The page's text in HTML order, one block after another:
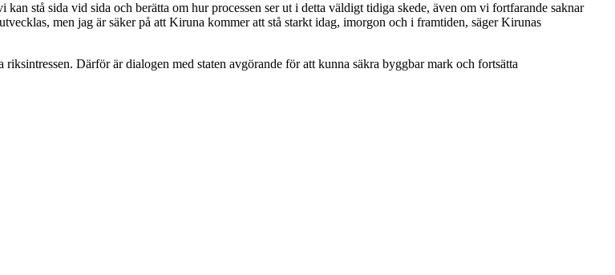
stå sida vid sida och berätta om hur processen ser ut i detta väldigt tidiga skede, även om vi fortfarande saknar
men jag är säker på att Kiruna kommer att stå starkt idag, imorgon och i framtiden, säger Kirunas
Därför är dialogen med staten avgörande för att kunna säkra byggbar mark och fortsätta